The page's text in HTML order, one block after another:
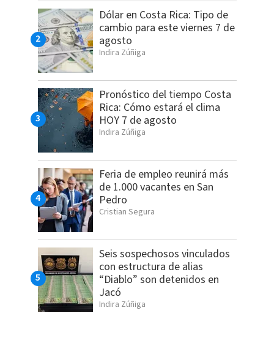
Dólar en Costa Rica: Tipo de
cambio para este viernes 7 de
agosto
Indira Zúñiga
Pronóstico del tiempo Costa
Rica: Cómo estará el clima
HOY 7 de agosto
Indira Zúñiga
Feria de empleo reunirá más
de 1.000 vacantes en San
Pedro
Cristian Segura
Seis sospechosos vinculados
con estructura de alias
“Diablo” son detenidos en
Jacó
Indira Zúñiga